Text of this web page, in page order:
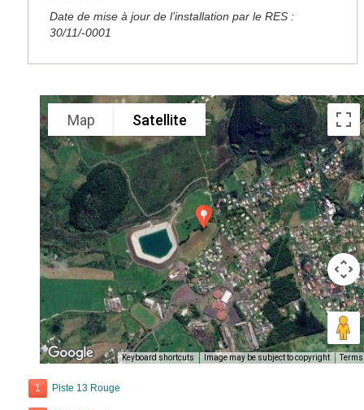
Date de mise à jour de l’installation par le RES :
30/11/-0001
Map Satellite
Keyboard shortcuts Image may be subject to copyright Terms
1 Piste 13 Rouge